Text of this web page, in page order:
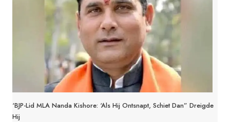
‘BJP-Lid MLA Nanda Kishore: ‘Als Hij Ontsnapt, Schiet Dan” Dreigde
Hij